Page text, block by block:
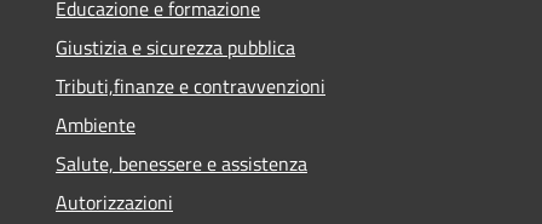
Educazione e formazione
Giustizia e sicurezza pubblica
Tributi,finanze e contravvenzioni
Ambiente
Salute, benessere e assistenza
Autorizzazioni